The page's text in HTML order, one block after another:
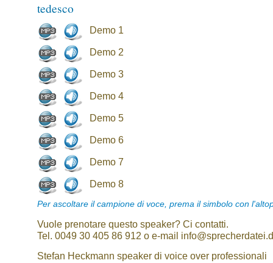
tedesco
Demo 1
Demo 2
Demo 3
Demo 4
Demo 5
Demo 6
Demo 7
Demo 8
Per ascoltare il campione di voce, prema il simbolo con
Vuole prenotare questo speaker? Ci contatti.
Tel. 0049 30 405 86 912 o e-mail
Stefan Heckmann speaker di voice over professionali